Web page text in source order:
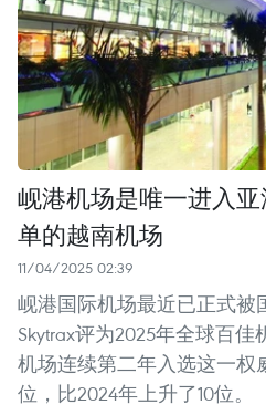
岘港机场是唯一进入
单的越南机场
11/04/2025 02:39
岘港国际机场最近已正式被
Skytrax评为2025年全球百
机场连续第二年入选这一权
位，比2024年上升了10位。